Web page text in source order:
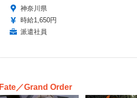
神奈川県
時給1,650円
派遣社員
Fate／Grand Order